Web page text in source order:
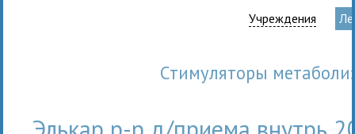
Учреждения
Стимуляторы